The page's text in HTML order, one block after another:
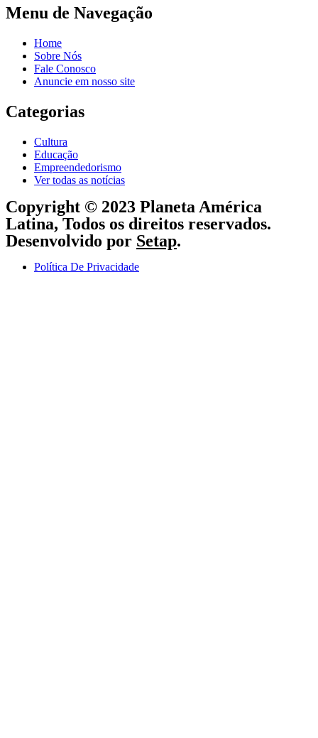
Menu de Navegação
Home
Sobre Nós
Fale Conosco
Anuncie em nosso site
Categorias
Cultura
Educação
Empreendedorismo
Ver todas as notícias
Copyright © 2023 Planeta América
Latina, Todos os direitos reservados.
Desenvolvido por Setap.
Política De Privacidade